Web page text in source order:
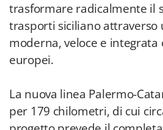
trasformare radicalmente il
trasporti siciliano attraverso
moderna, veloce e integrata
europei.
La nuova linea Palermo-
per 179 chilometri, di cui